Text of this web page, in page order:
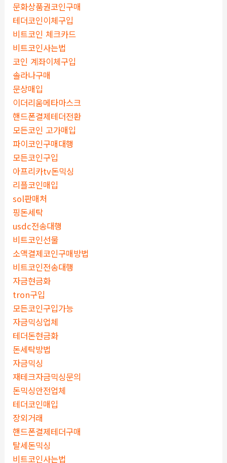
문화상품권코인구매
테더코인이체구입
비트코인 체크카드
비트코인사는법
코인 계좌이체구입
솔라나구매
문상매입
이더리움메타마스크
핸드폰결제테더전환
모든코인 고가매입
파이코인구매대행
모든코인구입
아프리카tv돈믹싱
리플코인매입
sol판매처
핑돈세탁
usdc전송대행
비트코인선물
소액결제코인구매방법
비트코인전송대행
자금현금화
tron구입
모든코인구입가능
자금믹싱업체
테더돈현금화
돈세탁방법
자금믹싱
재테크자금믹싱문의
돈믹싱안전업체
테더코인매입
장외거래
핸드폰결제테더구매
탈세돈믹싱
비트코인사는법